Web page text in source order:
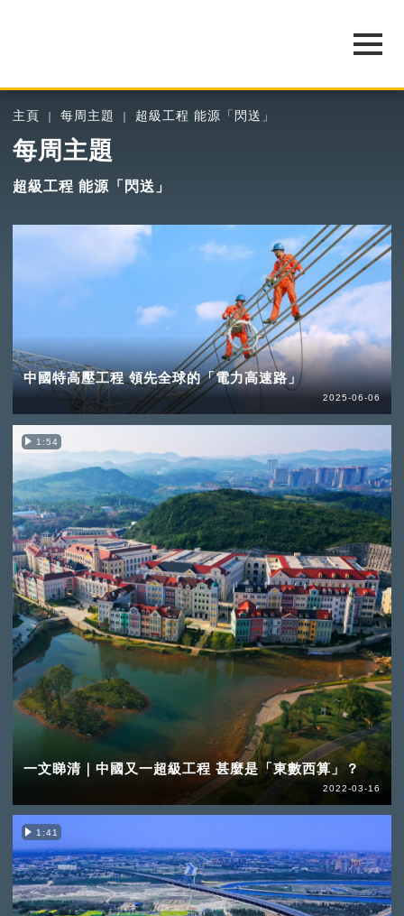
主頁 每周主題 超級工程 能源「閃送」
每周主題
超級工程 能源「閃送」
中國特高壓工程 領先全球的「電力高速路」
2025-06-06
1:54
一文睇清｜中國又一超級工程 甚麼是「東數西算」？
2022-03-16
1:41